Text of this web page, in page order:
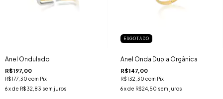
Anel Ondulado
R$197,00
R$177,30 com Pix
6x de R$32,83 sem juros
ESGOTADO
Anel Onda Dupla Orgânica
R$147,00
R$132,30 com Pix
6 x de R$24,50 sem juros